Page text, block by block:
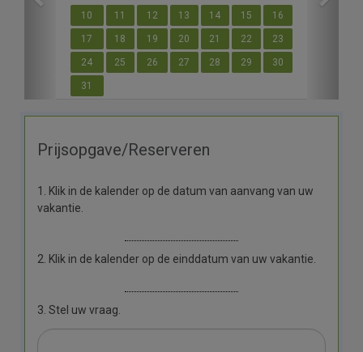
10 11 12 13 14 15 16
17 18 19 20 21 22 23
24 25 26 27 28 29 30
31
Prijsopgave/Reserveren
1. Klik in de kalender op de datum van aanvang van uw
vakantie.
2. Klik in de kalender op de einddatum van uw vakantie.
3. Stel uw vraag.